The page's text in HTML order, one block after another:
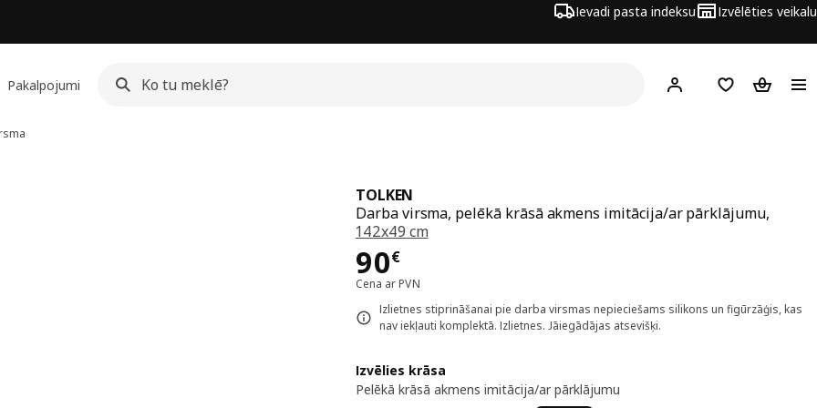
Ievadi pasta indeksu Izvēlēties veikalu
Pakalpojumi Hej! Pierakstīties
PirkumuPirkumu
TOLKEN
Darba virsma, pelēkā krāsā akmens imitācija/ar pārklājumu,
142x49 cm
90€
Cena 90€
Cena ar PVN
Izlietnes stiprināšanai pie darba virsmas nepieciešams silikons un figūrzāģis, kas
nav iekļauti komplektā. Izlietnes. Jāiegādājas atsevišķi.
Izvēlies krāsa
Pelēkā krāsā akmens imitācija/ar pārklājumu